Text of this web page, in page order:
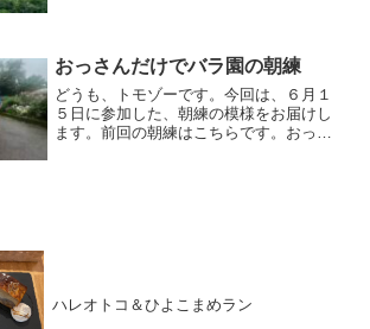
なコースの犀川河川敷が多...
おっさんだけでバラ園の朝練
どうも、トモゾーです。今回は、６月１
５日に参加した、朝練の模様をお届けし
ます。前回の朝練はこちらです。おっさ
ハレオトコ＆ひよこまめラン